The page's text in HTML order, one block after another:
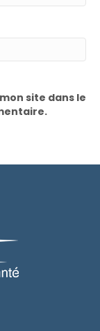
site dans le